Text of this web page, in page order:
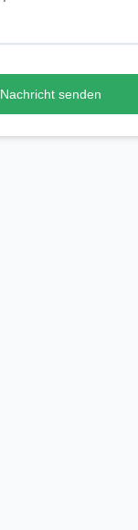
Nachricht senden